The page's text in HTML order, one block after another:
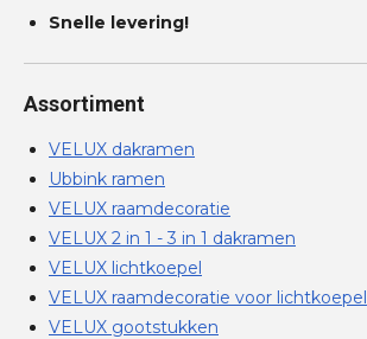
Snelle levering!
Assortiment
VELUX dakramen
Ubbink ramen
VELUX raamdecoratie
VELUX 2 in 1 - 3 in 1 dakramen
VELUX lichtkoepel
VELUX raamdecoratie voor lichtkoepel
VELUX gootstukken